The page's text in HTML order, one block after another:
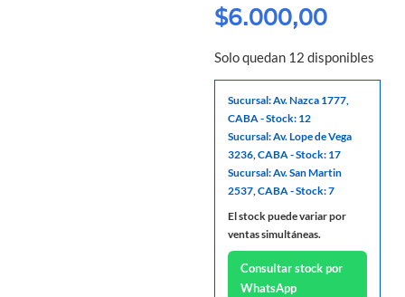
$6.000,00
Solo quedan 12 disponibles
Sucursal: Av. Nazca 1777,
CABA - Stock: 12
Sucursal: Av. Lope de Vega
3236, CABA - Stock: 17
Sucursal: Av. San Martin
2537, CABA - Stock: 7
El stock puede variar por
ventas simultáneas.
Consultar stock por
WhatsApp